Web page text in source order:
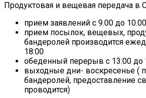
Продуктовая и вещевая передача
прием заявлений с 9.00 до 10.00
прием посылок, вещевых,
бандеролей производится
18:00
обеденный перерыв с 13:00 до
выходные дни- воскресенье (
бандеролей, предоставление
проводится)